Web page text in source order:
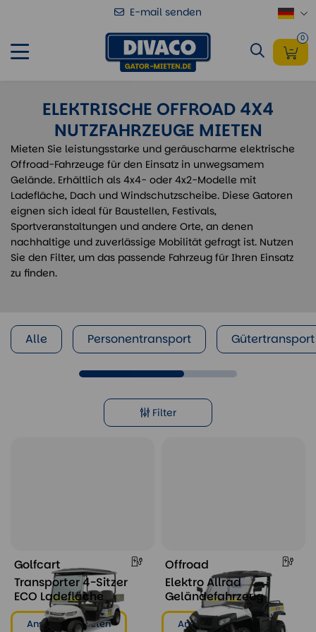
E-mail senden
0
ELEKTRISCHE OFFROAD 4X4
NUTZFAHRZEUGE MIETEN
Mieten Sie leistungsstarke und geräuscharme elektrische
Offroad-Fahrzeuge für den Einsatz in unwegsamem
Gelände. Erhältlich als 4x4- oder 4x2-Modelle mit
Ladefläche, Dach und Windschutzscheibe. Diese Gatoren
eignen sich ideal für Baustellen, Festivals,
Sportveranstaltungen und andere Orte, an denen
nachhaltige und zuverlässige Mobilität gefragt ist. Nutzen
Sie den Filter, um das passende Fahrzeug für Ihren Einsatz
zu finden.
Alle Personentransport Gütertransport
Filter
Golfcart
Transporter 4-Sitzer
ECO Ladefläche
Ansehen & mieten
Offroad
Elektro Allrad
Geländefahrzeug
Ansehen & mieten